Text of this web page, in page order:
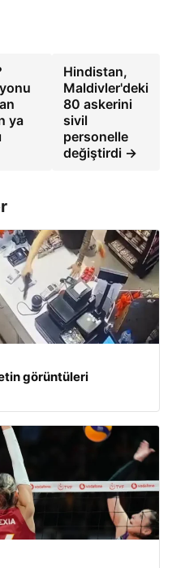
ya
Hindistan,
Maldivler'deki
80 askerini
sivil
personelle
değiştirdi →
görüntüleri